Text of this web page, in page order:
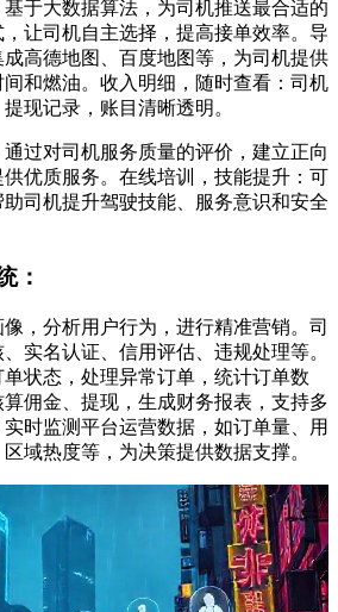
于大数据算法，为司机推送最合适的
让司机自主选择，提高接单效率。导
高德地图、百度地图等，为司机提供
和燃油。收入明细，随时查看：司机
现记录，账目清晰透明。
过对司机服务质量的评价，建立正向
优质服务。在线培训，技能提升：可
司机提升驾驶技能、服务意识和安全
：
，分析用户行为，进行精准营销。司
实名认证、信用评估、违规处理等。
状态，处理异常订单，统计订单数
佣金、提现，生成财务报表，支持多
时监测平台运营数据，如订单量、用
域热度等，为决策提供数据支撑。